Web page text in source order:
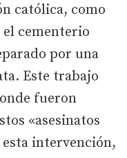
católica, como
el cementerio
por una
Este trabajo
fueron
«asesinatos
intervención,